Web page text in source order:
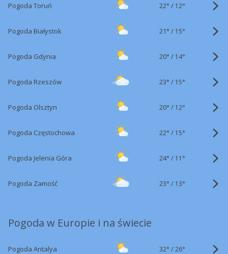
Pogoda Toruń 22° / 12°
Pogoda Białystok 21° / 15°
Pogoda Gdynia 20° / 14°
Pogoda Rzeszów 23° / 15°
Pogoda Olsztyn 20° / 12°
Pogoda Częstochowa 22° / 15°
Pogoda Jelenia Góra 24° / 11°
Pogoda Zamość 23° / 13°
Pogoda w Europie i na świecie
Pogoda Antalya 32° /26°